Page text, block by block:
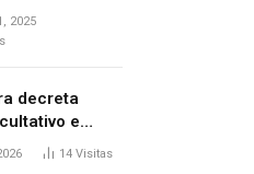
por maus-
dois
2025
decreta
e
públicos
14 Visitas